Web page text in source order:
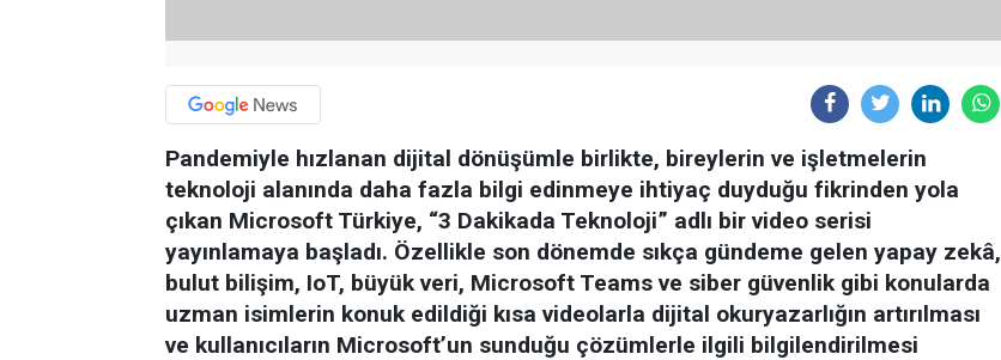
Pandemiyle hızlanan dijital dönüşümle birlikte, bireylerin ve işletmelerin
teknoloji alanında daha fazla bilgi edinmeye ihtiyaç duyduğu fikrinden yola
çıkan Microsoft Türkiye, “3 Dakikada Teknoloji” adlı bir video serisi
yayınlamaya başladı. Özellikle son dönemde sıkça gündeme gelen yapay zekâ,
bulut bilişim, IoT, büyük veri, Microsoft Teams ve siber güvenlik gibi konularda
uzman isimlerin konuk edildiği kısa videolarla dijital okuryazarlığın artırılması
ve kullanıcıların Microsoft’un sunduğu çözümlerle ilgili bilgilendirilmesi